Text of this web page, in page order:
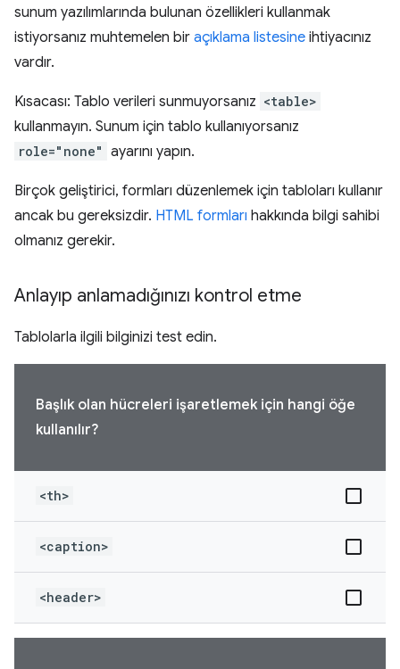
sunum yazılımlarında bulunan özellikleri kullanmak
istiyorsanız muhtemelen bir açıklama listesine ihtiyacınız
vardır.
Kısacası: Tablo verileri sunmuyorsanız <table>
kullanmayın. Sunum için tablo kullanıyorsanız
role="none" ayarını yapın.
Birçok geliştirici, formları düzenlemek için tabloları kullanır
ancak bu gereksizdir. HTML formları hakkında bilgi sahibi
olmanız gerekir.
Anlayıp anlamadığınızı kontrol etme
Tablolarla ilgili bilginizi test edin.
Başlık olan hücreleri işaretlemek için hangi öğe
kullanılır?
<th>
<caption>
<header>